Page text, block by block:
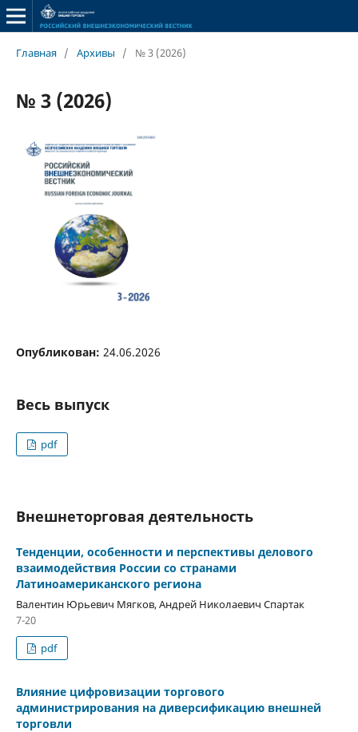
Главная / Архивы / № 3 (2026)
№ 3 (2026)
Опубликован: 24.06.2026
Весь выпуск
pdf
Внешнеторговая деятельность
Тенденции, особенности и перспективы делового
взаимодействия России со странами
Латиноамериканского региона
Валентин Юрьевич Мягков, Андрей Николаевич Спартак
7-20
pdf
Влияние цифровизации торгового
администрирования на диверсификацию внешней
торговли